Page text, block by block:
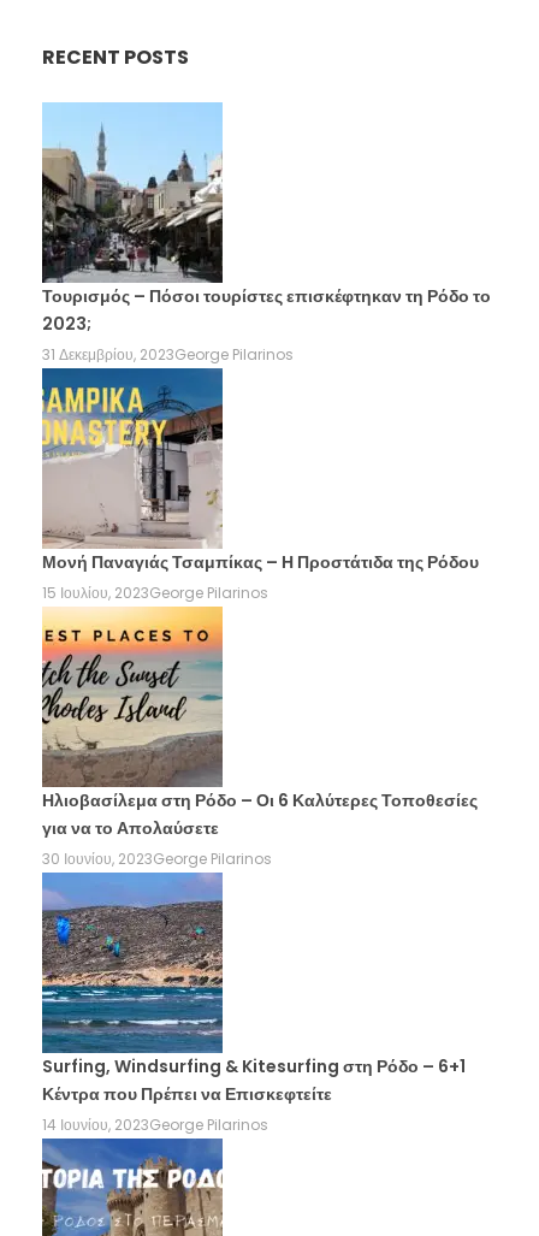
RECENT POSTS
Τουρισμός – Πόσοι τουρίστες επισκέφτηκαν τη Ρόδο το
2023;
31 Δεκεμβρίου, 2023George Pilarinos
Μονή Παναγιάς Τσαμπίκας – Η Προστάτιδα της Ρόδου
15 Ιουλίου, 2023George Pilarinos
Ηλιοβασίλεμα στη Ρόδο – Οι 6 Καλύτερες Τοποθεσίες
για να το Απολαύσετε
30 Ιουνίου, 2023George Pilarinos
Surfing, Windsurfing & Kitesurfing στη Ρόδο – 6+1
Κέντρα που Πρέπει να Επισκεφτείτε
14 Ιουνίου, 2023George Pilarinos